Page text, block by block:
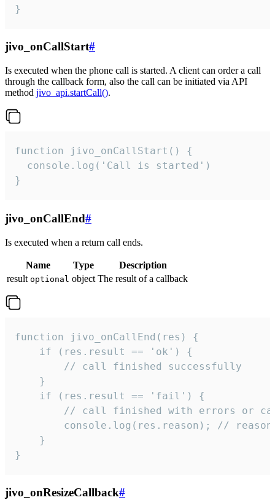
}
jivo_onCallStart#
Is executed when the phone call is started. A client can order a call
through the callback form, also the call can be initiated via API
method jivo_api.startCall().
function jivo_onCallStart() {
  console.log('Call is started')
}
jivo_onCallEnd#
Is executed when a return call ends.
Name Type
Description
result optional object The result of a callback
function jivo_onCallEnd(res) {
    if (res.result == 'ok') {
        // call finished successfully
    }
    if (res.result == 'fail') {
// call finished with errors or
console.log(res.reason); //
    }
}
jivo_onResizeCallback#